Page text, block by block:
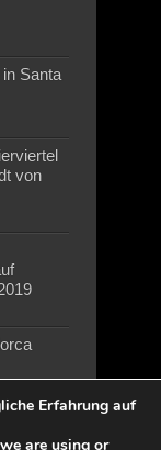
Santa
von
Erfahrung auf
are using or